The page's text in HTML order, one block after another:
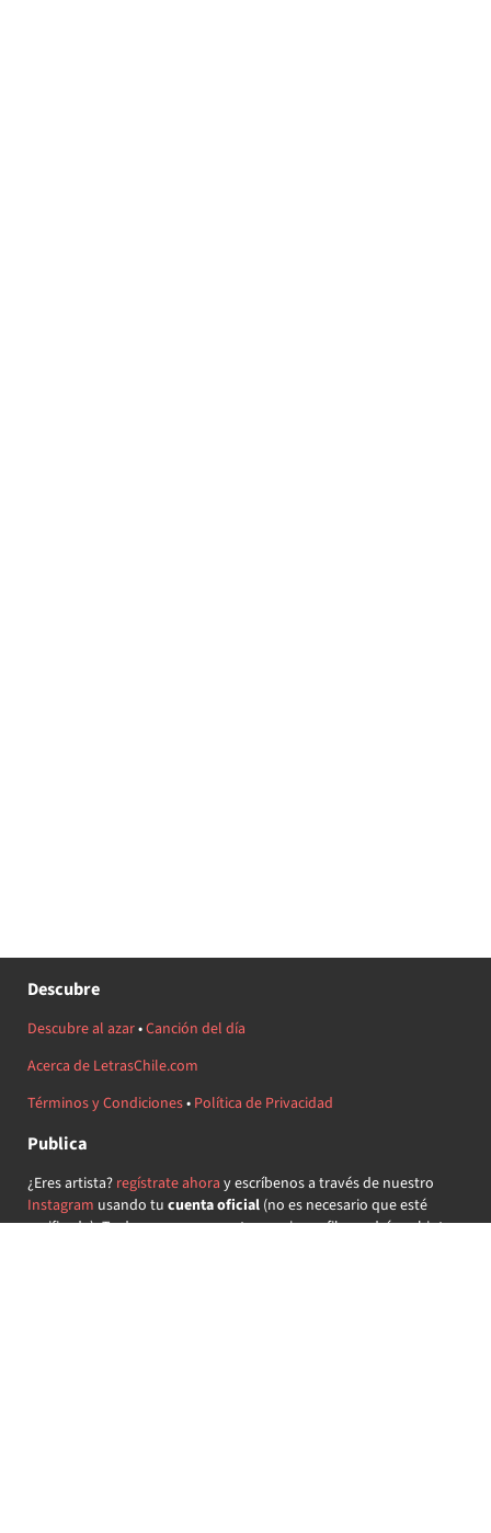
Descubre
Descubre al azar•Canción del día
Acerca de LetrasChile.com
Términos y Condiciones• Política de Privacidad
Publica
¿Eres artista? regístrate ahora y escríbenos a través de nuestro
Instagram usando tu cuenta oficial(no es necesario que esté
verificada) ¡Te daremos acceso a tu propio perfil y podrás subir tus